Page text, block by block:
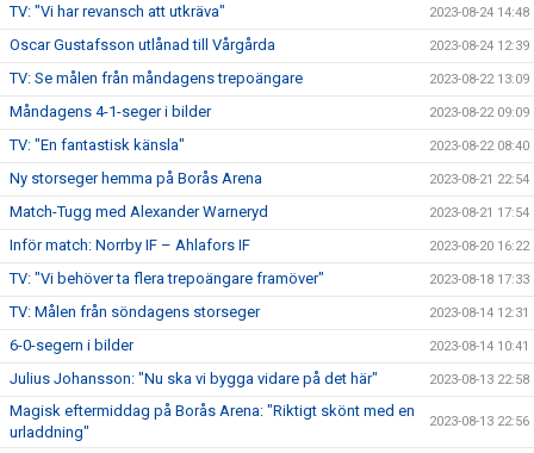
TV: "Vi har revansch att utkräva" 2023-08-24 14:48
Oscar Gustafsson utlånad till Vårgårda 2023-08-24 12:39
TV: Se målen från måndagens trepoängare 2023-08-22 13:09
Måndagens 4-1-seger i bilder 2023-08-22 09:09
TV: "En fantastisk känsla" 2023-08-22 08:40
Ny storseger hemma på Borås Arena 2023-08-21 22:54
Match-Tugg med Alexander Warneryd 2023-08-21 17:54
Inför match: Norrby IF – Ahlafors IF 2023-08-20 16:22
TV: "Vi behöver ta flera trepoängare framöver" 2023-08-18 17:33
TV: Målen från söndagens storseger 2023-08-14 12:31
6-0-segern i bilder 2023-08-14 10:41
Julius Johansson: "Nu ska vi bygga vidare på det här" 2023-08-13 22:58
Magisk eftermiddag på Borås Arena: "Riktigt skönt med en
urladdning"
2023-08-13 22:56